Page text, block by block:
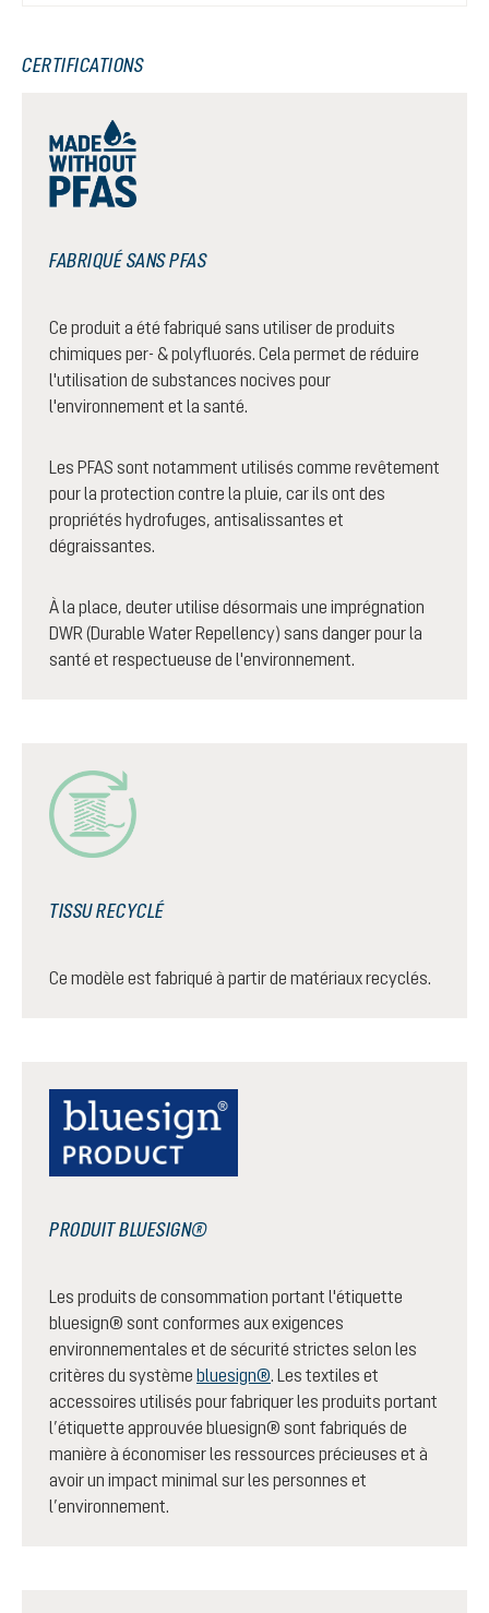
CERTIFICATIONS
FABRIQUÉ SANS PFAS
Ce produit a été fabriqué sans utiliser de produits
chimiques per- & polyfluorés. Cela permet de réduire
l'utilisation de substances nocives pour
l'environnement et la santé.
Les PFAS sont notamment utilisés comme revêtement
pour la protection contre la pluie, car ils ont des
propriétés hydrofuges, antisalissantes et
dégraissantes.
À la place, deuter utilise désormais une imprégnation
DWR (Durable Water Repellency) sans danger pour la
santé et respectueuse de l'environnement.
TISSU RECYCLÉ
Ce modèle est fabriqué à partir de matériaux recyclés.
PRODUIT BLUESIGN®
Les produits de consommation portant l'étiquette
bluesign® sont conformes aux exigences
environnementales et de sécurité strictes selon les
critères du système bluesign®. Les textiles et
accessoires utilisés pour fabriquer les produits portant
l’étiquette approuvée bluesign® sont fabriqués de
manière à économiser les ressources précieuses et à
avoir un impact minimal sur les personnes et
l’environnement.